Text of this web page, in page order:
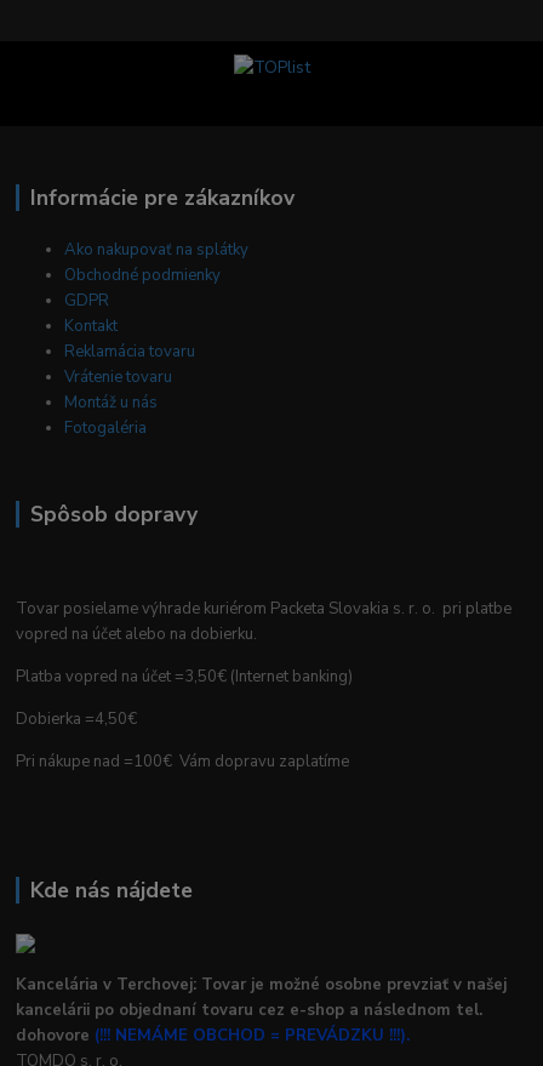
Informácie pre zákazníkov
Ako nakupovať na splátky
Obchodné podmienky
GDPR
Kontakt
Reklamácia tovaru
Vrátenie tovaru
Montáž u nás
Fotogaléria
Spôsob dopravy
Tovar posielame výhrade kuriérom Packeta Slovakia s. r. o. pri platbe
vopred na účet alebo na dobierku.
Platba vopred na účet =3,50€ (Internet banking)
Dobierka =4,50€
Pri nákupe nad =100€ Vám dopravu zaplatíme
Kde nás nájdete
Kancelária v Terchovej: Tovar je možné osobne prevziať v našej
kancelárii po objednaní tovaru cez e-shop a následnom tel.
dohovore (!!! NEMÁME OBCHOD = PREVÁDZKU !!!).
TOMDO s. r. o.